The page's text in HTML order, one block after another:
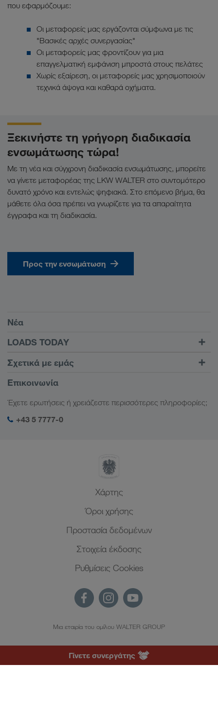
που εφαρμόζουμε:
Οι μεταφορείς μας εργάζονται σύμφωνα με τις
"Βασικές αρχές συνεργασίας"
Οι μεταφορείς μας φροντίζουν για μια
επαγγελματική εμφάνιση μπροστά στους πελάτες
Χωρίς εξαίρεση, οι μεταφορείς μας χρησιμοποιούν
τεχνικά άψογα και καθαρά οχήματα.
Ξεκινήστε τη γρήγορη διαδικασία
ενσωμάτωσης τώρα!
Με τη νέα και σύγχρονη διαδικασία ενσωμάτωσης, μπορείτε
να γίνετε μεταφορέας της LKW WALTER στο συντομότερο
δυνατό χρόνο και εντελώς ψηφιακά. Στο επόμενο βήμα, θα
μάθετε όλα όσα πρέπει να γνωρίζετε για τα απαραίτητα
έγγραφα και τη διαδικασία.
Προς την ενσωμάτωση
Γίνετε συνεργάτης
Προϋποθέσεις
Νέα
LOADS TODAY
Βρείτε φορτίο με το
LOADS TODAY
Μάθετε περισσότερα
Σύνδεση
Σχετικά με εμάς
Πληροφορίες της εταιρείας
Διαχείριση SHEQ
Επικοινωνία
Έχετε ερωτήσεις ή χρειάζεστε περισσότερες πληροφορίες;
+43 5 7777-0
Xάρτης
Όροι χρήσης
Προστασία δεδομένων
Στοιχεία έκδοσης
Ρυθμίσεις Cookies
Μια εταιρία του ομίλου WALTER GROUP